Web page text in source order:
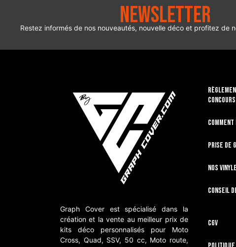
Newsletter
Restez informés de nos nouveautés, nouvelle déco et profitez de
Graph Cover est spécialisé dans la
création et la vente au meilleur prix de
kits déco personnalisés pour Moto
Cross, Quad, SSV, 50 cc, Moto route,
CONCOURS
Prise de
Nos
Conseil
CGV